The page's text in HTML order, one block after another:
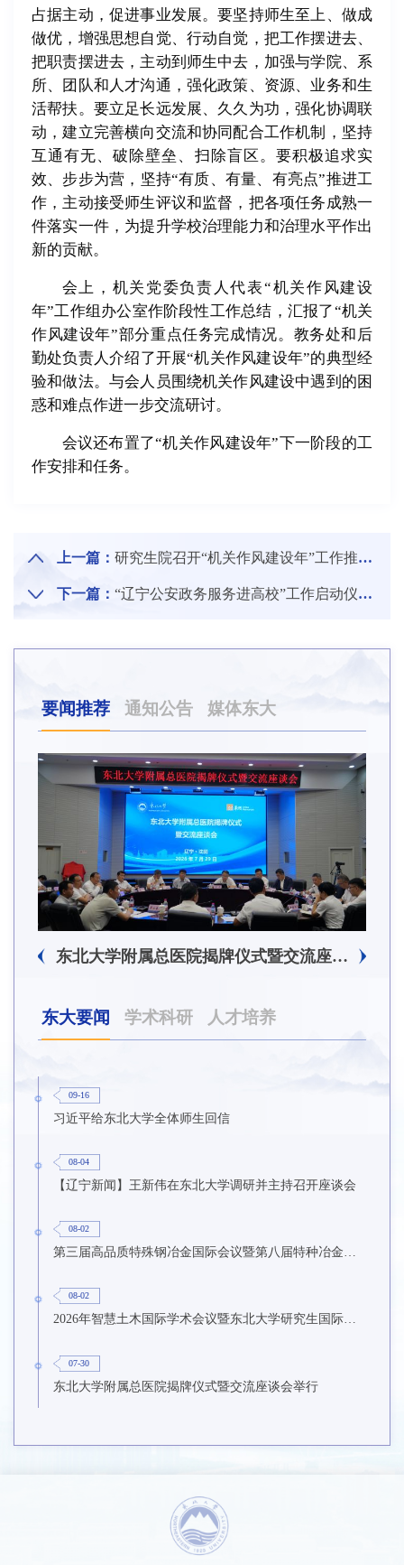
占据主动，促进事业发展。要坚持师生至上、做成
做优，增强思想自觉、行动自觉，把工作摆进去、
把职责摆进去，主动到师生中去，加强与学院、系
所、团队和人才沟通，强化政策、资源、业务和生
活帮扶。要立足长远发展、久久为功，强化协调联
动，建立完善横向交流和协同配合工作机制，坚持
互通有无、破除壁垒、扫除盲区。要积极追求实
效、步步为营，坚持“有质、有量、有亮点”推进工
作，主动接受师生评议和监督，把各项任务成熟一
件落实一件，为提升学校治理能力和治理水平作出
新的贡献。
会上，机关党委负责人代表“机关作风建设
年”工作组办公室作阶段性工作总结，汇报了“机关
作风建设年”部分重点任务完成情况。教务处和后
勤处负责人介绍了开展“机关作风建设年”的典型经
验和做法。与会人员围绕机关作风建设中遇到的困
惑和难点作进一步交流研讨。
会议还布置了“机关作风建设年”下一阶段的工
作安排和任务。
上一篇： 研究生院召开“机关作风建设年”工作推进会
下一篇： “辽宁公安政务服务进高校”工作启动仪式在东北大学举行
要闻推荐 通知公告 媒体东大
东北大学附属总医院揭牌仪式暨交流座谈会举行
东大要闻 学术科研 人才培养
09-16
习近平给东北大学全体师生回信
08-04
【辽宁新闻】王新伟在东北大学调研并主持召开座谈会
08-02
第三届高品质特殊钢冶金国际会议暨第八届特种冶金技术学术会议在东北大学召开
08-02
2026年智慧土木国际学术会议暨东北大学研究生国际暑期学校第九期在东北大学召开
07-30
东北大学附属总医院揭牌仪式暨交流座谈会举行